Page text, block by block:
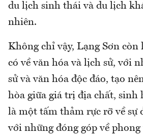
du lịch sinh thái và du lịch
nhiên.
Không chỉ vậy, Lạng Sơn còn
có về văn hóa và lịch sử, với
sử và văn hóa độc đáo, tạo
hòa giữa giá trị địa chất, sinh
là một tấm thảm rực rỡ về sự
với những đóng góp về